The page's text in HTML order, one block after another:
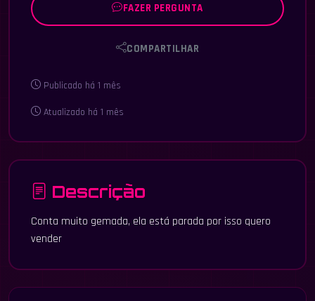
FAZER PERGUNTA
COMPARTILHAR
Publicado há 1 mês
Atualizado há 1 mês
Descrição
Conta muito gemada, ela está parada por isso quero
vender